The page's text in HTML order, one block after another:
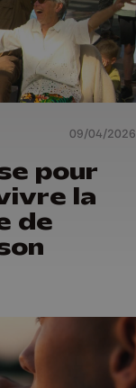
09/04/2026
pour
la
de